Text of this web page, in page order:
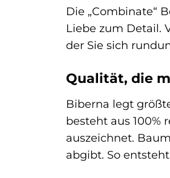
Die „Combinate“
Liebe zum Detail.
der Sie sich
Qualität, die
Biberna legt
besteht aus
auszeichnet.
abgibt. So